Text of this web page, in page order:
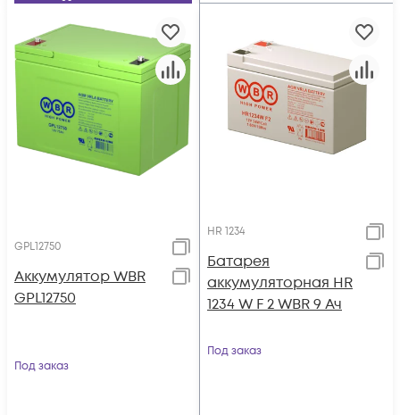
GPL12750
Аккумулятор WBR
GPL12750
Под заказ
HR 1234
Батарея
аккумуляторная HR
1234 W F 2 WBR 9 Ач
Под заказ